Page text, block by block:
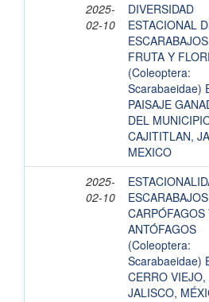
2025-
02-10
DIVERSIDAD
ESTACIONAL
FRUTA Y
(Coleoptera:
Scarabaeidae)
PAISAJE
DEL
CAJITITLAN,
MEXICO
2025-
02-10
ESCARABAJOS
CARPÓFAGOS
ANTÓFAGOS
(Coleoptera:
Scarabaeidae)
CERRO VIEJO,
JALISCO,